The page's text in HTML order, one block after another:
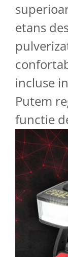
etans
incluse
Putem
functie